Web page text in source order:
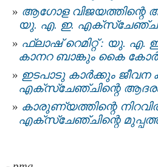
ആഗോള വിജയത്തിന്റെ
യു. എ. ഇ. എക്സ്ചേഞ്ച്
ഫ്ലാഷ് റെമിറ്റ് : യു.
കാനറ ബാങ്കും കൈ
ഇടപാടു കാര്‍ക്കും ജീവന
എക്‌സ്ചേഞ്ചിന്റെ
കാരുണ്യത്തിന്റെ
എക്സ്ചേഞ്ചിന്റെ